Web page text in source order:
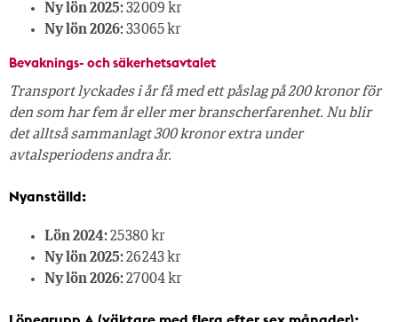
Ny lön 2025:32 009 kr
Ny lön 2026:33 065 kr
Bevaknings- och säkerhetsavtalet
Transport lyckades i år få med ett påslag på 200 kronor för
den som har fem år eller mer branscherfarenhet. Nu blir
det alltså sammanlagt 300 kronor extra under
avtalsperiodens andra år.
Nyanställd:
Lön 2024:25 380 kr
Ny lön 2025:26 243 kr
Ny lön 2026:27 004 kr